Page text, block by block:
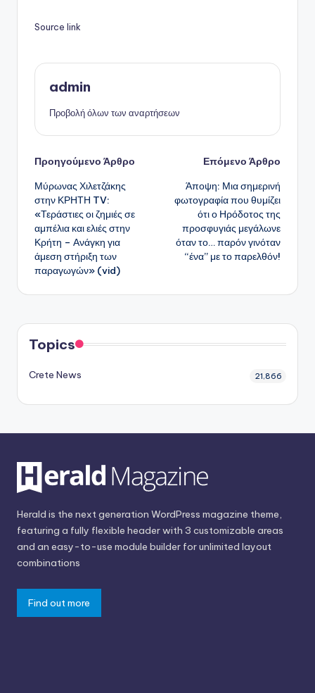
Source link
admin
Προβολή όλων των αναρτήσεων
Πλοήγηση
δημοσιεύσεων
Προηγούμενο Άρθρο
Μύρωνας Χιλετζάκης
στην ΚΡΗΤΗ TV:
«Τεράστιες οι ζημιές σε
αμπέλια και ελιές στην
Κρήτη – Ανάγκη για
άμεση στήριξη των
παραγωγών» (vid)
Επόμενο Άρθρο
Άποψη: Μια σημερινή
φωτογραφία που θυμίζει
ότι ο Ηρόδοτος της
προσφυγιάς μεγάλωνε
όταν το… παρόν γινόταν
“ένα” με το παρελθόν!
Topics
Crete News 21,866
Herald is the next generation WordPress magazine theme,
featuring a fully flexible header with 3 customizable areas
and an easy-to-use module builder for unlimited layout
combinations
Find out more